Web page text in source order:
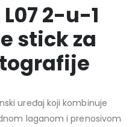
L07 2-u-1
stick za
uređaj koji kombinuje
laganom i prenosivom